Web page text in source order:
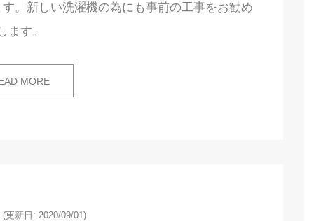
。新しい洗濯機の為にも事前の工事をお勧め
ます。
MORE
(更新日: 2020/09/01)